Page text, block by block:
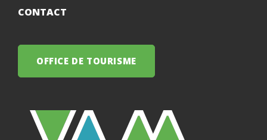
CONTACT
OFFICE DE TOURISME